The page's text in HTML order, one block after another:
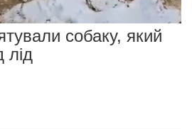
собаку, який
лід